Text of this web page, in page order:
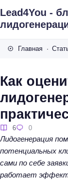
Lead4You -
Главная
Как
6 0
Лидогенерация
потенциальных
сами по себе
работает